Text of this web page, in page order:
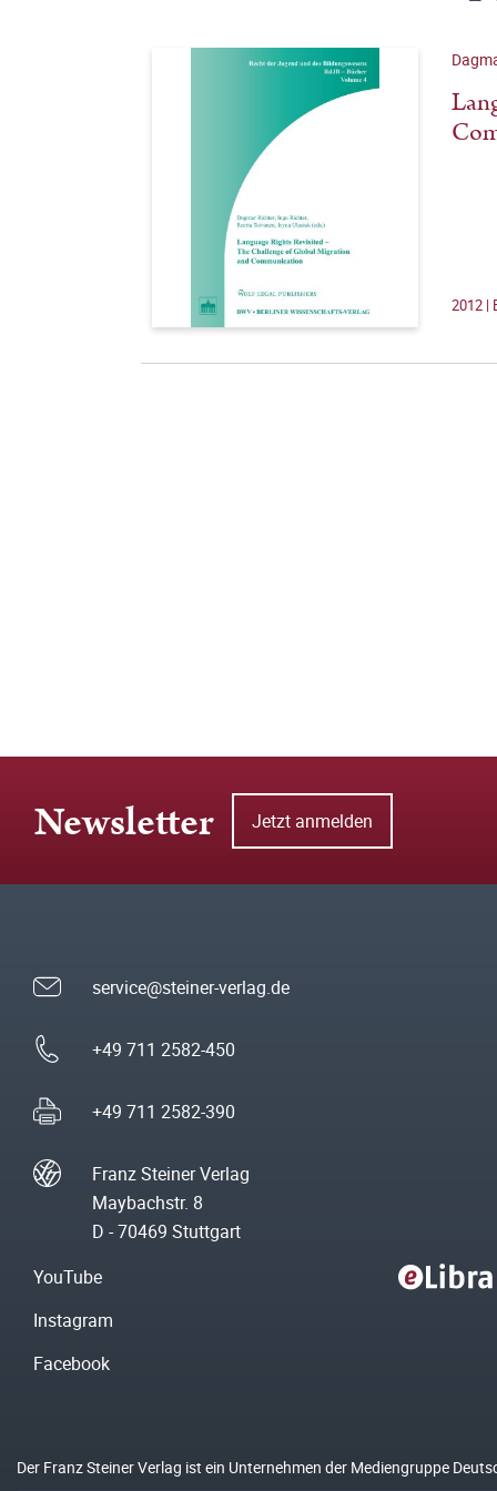
2012 |
Newsletter Jetzt anmelden
service@steiner-verlag.de
+49 711 2582-450
+49 711 2582-390
Franz Steiner Verlag
Maybachstr. 8
D - 70469 Stuttgart
YouTube
Instagram
Facebook
Der Franz Steiner Verlag ist ein Unternehmen der Mediengruppe